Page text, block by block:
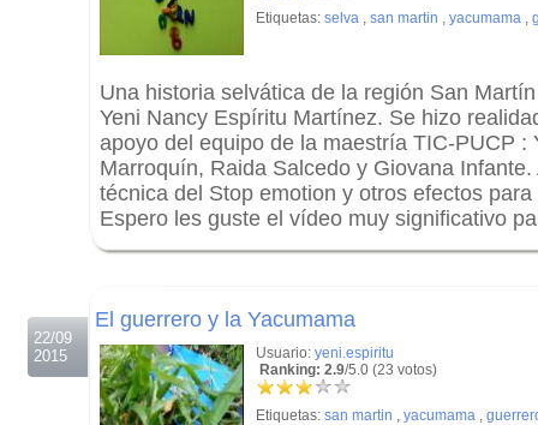
Etiquetas: selva , san martin , yacumama ,
Una historia selvática de la región San
Yeni Nancy Espíritu Martínez. Se hizo
apoyo del equipo de la maestría TIC-PUCP :
Marroquín, Raida Salcedo y Giovana
técnica del Stop emotion y otros efectos
Espero les guste el vídeo muy significativo
22/09
2015
El guerrero y la Yacumama
Usuario: yeni.espiritu
Ranking: 2.9/5.0 (23 votos)
Etiquetas: san martin , yacumama ,